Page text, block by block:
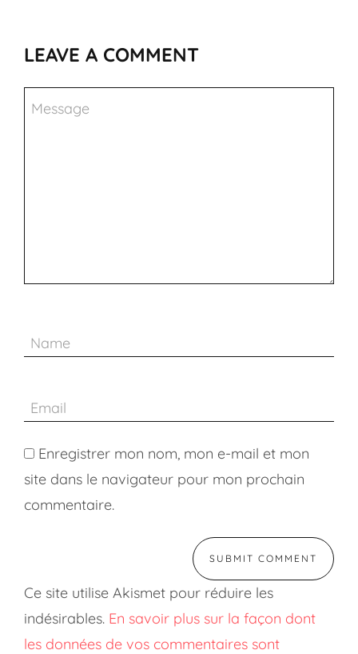
LEAVE A COMMENT
Enregistrer mon nom, mon e-mail et mon
site dans le navigateur pour mon prochain
commentaire.
Ce site utilise Akismet pour réduire les
indésirables. En savoir plus sur la façon dont
les données de vos commentaires sont